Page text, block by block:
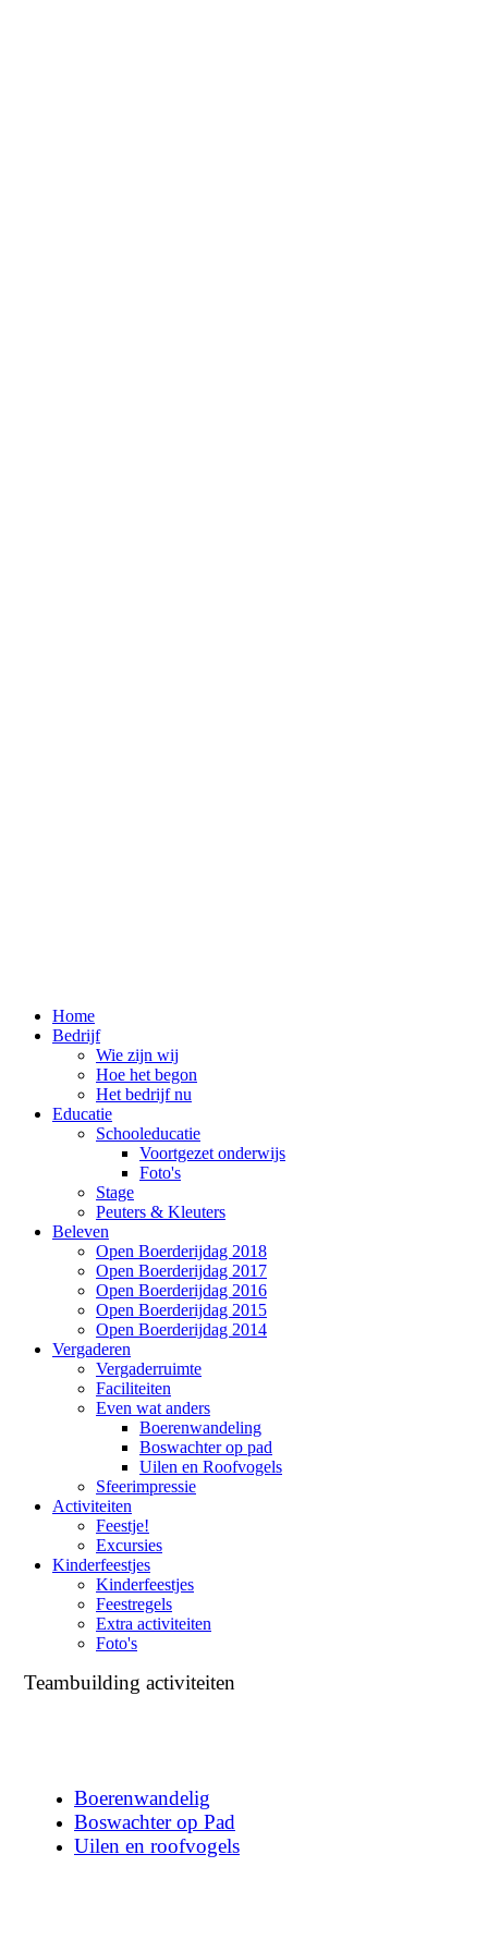
Home
Bedrijf
Wie zijn wij
Hoe het begon
Het bedrijf nu
Educatie
Schooleducatie
Voortgezet onderwijs
Foto's
Stage
Peuters & Kleuters
Beleven
Open Boerderijdag 2018
Open Boerderijdag 2017
Open Boerderijdag 2016
Open Boerderijdag 2015
Open Boerderijdag 2014
Vergaderen
Vergaderruimte
Faciliteiten
Even wat anders
Boerenwandeling
Boswachter op pad
Uilen en Roofvogels
Sfeerimpressie
Activiteiten
Feestje!
Excursies
Kinderfeestjes
Kinderfeestjes
Feestregels
Extra activiteiten
Foto's
Teambuilding activiteiten
Boerenwandelig
Boswachter op Pad
Uilen en roofvogels